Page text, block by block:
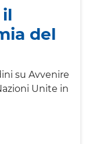
del
su Avvenire
Unite in